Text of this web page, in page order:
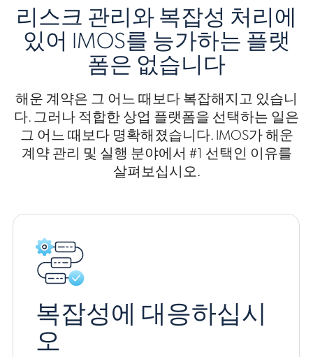
리스크 관리와 복잡성 처리에
있어 IMOS를 능가하는 플랫
폼은 없습니다
해운 계약은 그 어느 때보다 복잡해지고 있습니
다. 그러나 적합한 상업 플랫폼을 선택하는 일은
그 어느 때보다 명확해졌습니다. IMOS가 해운
계약 관리 및 실행 분야에서 #1 선택인 이유를
살펴보십시오.
복잡성에 대응하십시
오